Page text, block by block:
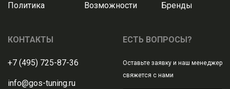
Политика Возможности Бренды
КОНТАКТЫ
+7 (495) 725-87-36
info@gos-tuning.ru
ЕСТЬ ВОПРОСЫ?
Оставьте заявку и наш менеджер
свяжется с нами